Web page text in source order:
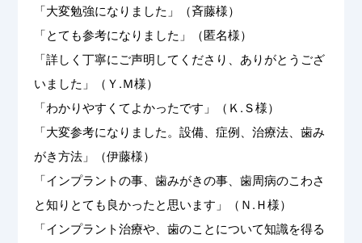
「大変勉強になりました」（斉藤様）
「とても参考になりました」（匿名様）
「詳しく丁寧にご声明してくださり、ありがとうござ
いました」（Ｙ.Ｍ様）
「わかりやすくてよかったです」（Ｋ.Ｓ様）
「大変参考になりました。設備、症例、治療法、歯み
がき方法」（伊藤様）
「インプラントの事、歯みがきの事、歯周病のこわさ
と知りとても良かったと思います」（Ｎ.Ｈ様）
「インプラント治療や、歯のことについて知識を得る